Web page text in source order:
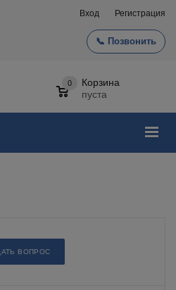
📞 Позвонить
Вход Регистрация
0
Корзина
пуста
ВОПРОС